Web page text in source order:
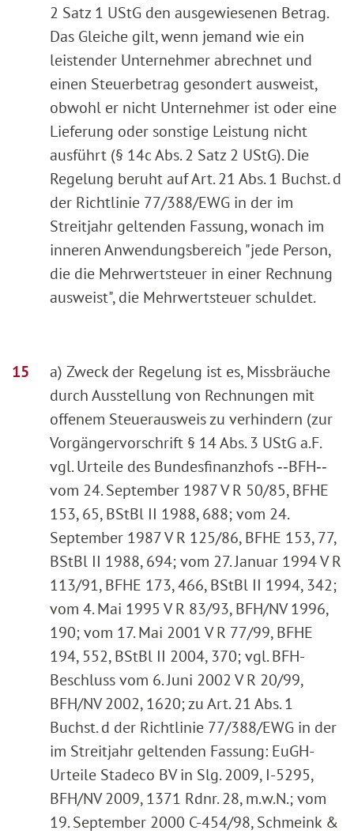
2 Satz 1 UStG den ausgewiesenen Betrag.
Das Gleiche gilt, wenn jemand wie ein
leistender Unternehmer abrechnet und
einen Steuerbetrag gesondert ausweist,
obwohl er nicht Unternehmer ist oder eine
Lieferung oder sonstige Leistung nicht
ausführt (§ 14c Abs. 2 Satz 2 UStG). Die
Regelung beruht auf Art. 21 Abs. 1 Buchst. d
der Richtlinie 77/388/EWG in der im
Streitjahr geltenden Fassung, wonach im
inneren Anwendungsbereich "jede Person,
die die Mehrwertsteuer in einer Rechnung
ausweist", die Mehrwertsteuer schuldet.
a) Zweck der Regelung ist es, Missbräuche
durch Ausstellung von Rechnungen mit
offenem Steuerausweis zu verhindern (zur
Vorgängervorschrift § 14 Abs. 3 UStG a.F.
vgl. Urteile des Bundesfinanzhofs ‑‑BFH‑‑
vom 24. September 1987 V R 50/85, BFHE
153, 65, BStBl II 1988, 688; vom 24.
September 1987 V R 125/86, BFHE 153, 77,
BStBl II 1988, 694; vom 27. Januar 1994 V R
113/91, BFHE 173, 466, BStBl II 1994, 342;
vom 4. Mai 1995 V R 83/93, BFH/NV 1996,
190; vom 17. Mai 2001 V R 77/99, BFHE
194, 552, BStBl II 2004, 370; vgl. BFH-
Beschluss vom 6. Juni 2002 V R 20/99,
BFH/NV 2002, 1620; zu Art. 21 Abs. 1
Buchst. d der Richtlinie 77/388/EWG in der
im Streitjahr geltenden Fassung: EuGH-
Urteile Stadeco BV in Slg. 2009, I-5295,
BFH/NV 2009, 1371 Rdnr. 28, m.w.N.; vom
19. September 2000 C-454/98, Schmeink &